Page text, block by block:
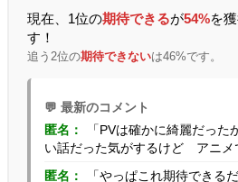
現在、1位の期待できるが54%を
す！
追う2位の期待できないは46%です。
💬 最新のコメント
匿名：
「PVは確かに綺麗だっ
い話だった気がするけど アニメ
匿名：
「やっぱこれ期待できる